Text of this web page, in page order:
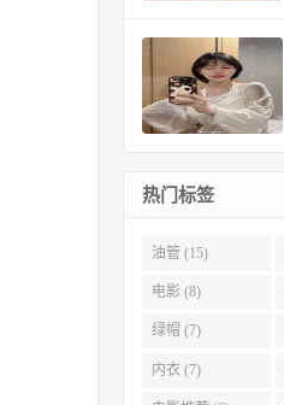
热门标签
油管 (15)
电影 (8)
绿帽 (7)
内衣 (7)